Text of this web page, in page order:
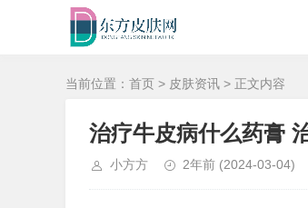
当前位置： 首页 > 皮肤资讯 > 正文内容
治疗牛皮病什么药膏
小方方 2年前 (2024-03-04)